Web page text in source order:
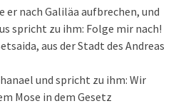
nach Galiläa aufbrechen, und
spricht zu ihm: Folge mir nach!
aus der Stadt des Andreas
und spricht zu ihm: Wir
Mose in dem Gesetz